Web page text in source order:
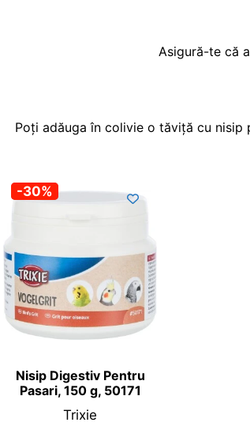
Asigură-te că
Poți adăuga în colivie o tăviță cu nisip
-30%
Nisip Digestiv Pentru
Pasari, 150 g, 50171
Trixie